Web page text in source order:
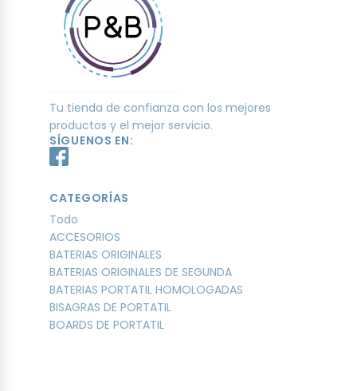
Tu tienda de confianza con los mejores
productos y el mejor servicio.
SÍGUENOS EN:
CATEGORÍAS
Todo
ACCESORIOS
BATERIAS ORIGINALES
BATERIAS ORIGINALES DE SEGUNDA
BATERIAS PORTATIL HOMOLOGADAS
BISAGRAS DE PORTATIL
BOARDS DE PORTATIL